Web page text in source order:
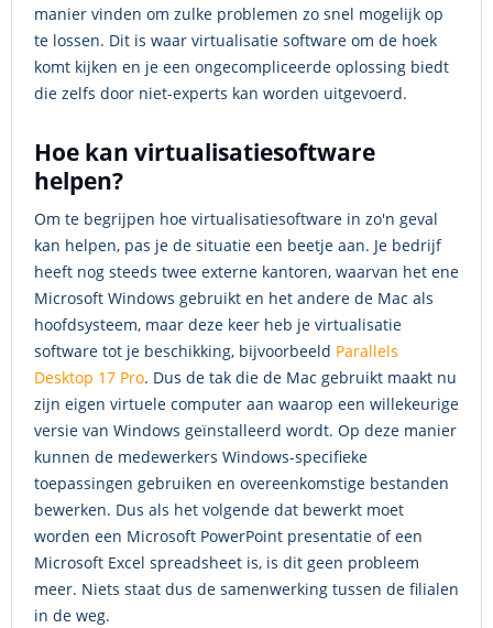
manier vinden om zulke problemen zo snel mogelijk op
te lossen. Dit is waar virtualisatie software om de hoek
komt kijken en je een ongecompliceerde oplossing biedt
die zelfs door niet-experts kan worden uitgevoerd.
Hoe kan virtualisatiesoftware
helpen?
Om te begrijpen hoe virtualisatiesoftware in zo'n geval
kan helpen, pas je de situatie een beetje aan. Je bedrijf
heeft nog steeds twee externe kantoren, waarvan het ene
Microsoft Windows gebruikt en het andere de Mac als
hoofdsysteem, maar deze keer heb je virtualisatie
software tot je beschikking, bijvoorbeeld Parallels
Desktop 17 Pro. Dus de tak die de Mac gebruikt maakt nu
zijn eigen virtuele computer aan waarop een willekeurige
versie van Windows geïnstalleerd wordt. Op deze manier
kunnen de medewerkers Windows-specifieke
toepassingen gebruiken en overeenkomstige bestanden
bewerken. Dus als het volgende dat bewerkt moet
worden een Microsoft PowerPoint presentatie of een
Microsoft Excel spreadsheet is, is dit geen probleem
meer. Niets staat dus de samenwerking tussen de filialen
in de weg.